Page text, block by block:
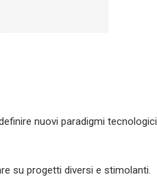
nuovi paradigmi tecnologici
su progetti diversi e stimolanti.